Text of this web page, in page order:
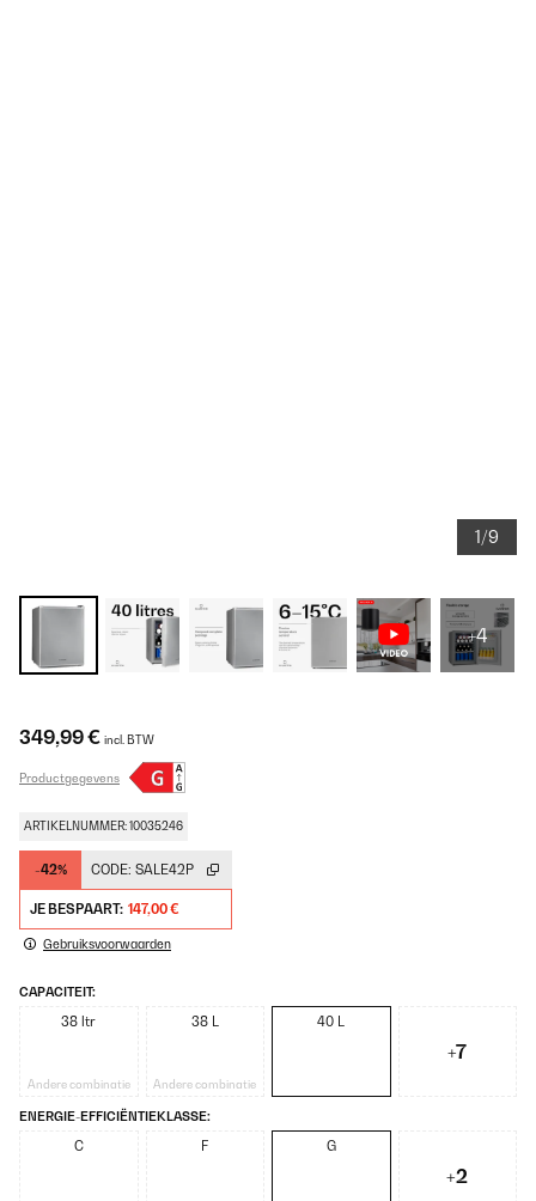
1/9
+4
349,99 € incl. BTW
Productgegevens
ARTIKELNUMMER: 10035246
-42% CODE: SALE42P
JE BESPAART: 147,00 €
Gebruiksvoorwaarden
CAPACITEIT:
38 ltr
Andere combinatie
38 L
Andere combinatie
40 L
+7
ENERGIE-EFFICIËNTIEKLASSE:
C F G
+2